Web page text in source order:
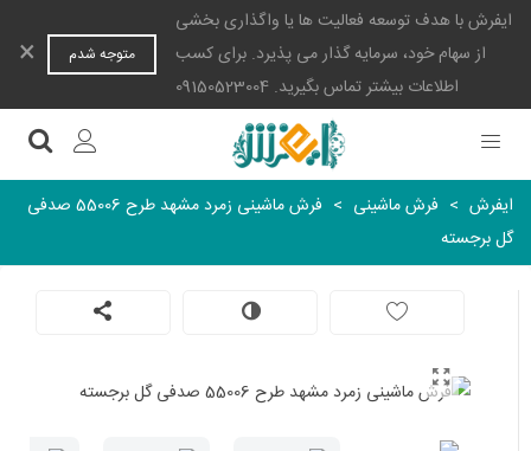
ایفرش با هدف توسعه فعالیت ها یا واگذاری بخشی
از سهام خود، سرمایه گذار می پذیرد. برای کسب
اطلاعات بیشتر تماس بگیرید. 09150523004
متوجه شدم ×
ایفرش > فرش ماشینی >
فرش ماشینی زمرد مشهد طرح 55006 صدفی
گل برجسته